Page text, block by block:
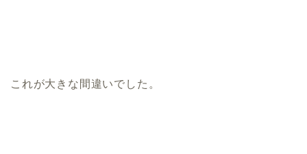
これが大きな間違いでした。